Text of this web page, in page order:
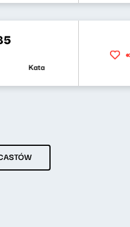
Katarzyna Kasia, Klaudiusz Slezak